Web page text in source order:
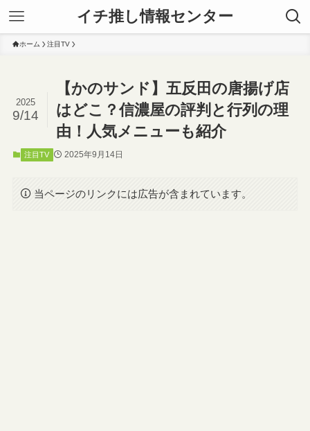
イチ推し情報センター
ホーム 注目TV
【かのサンド】五反田の唐揚げ店
はどこ？信濃屋の評判と行列の理
由！人気メニューも紹介
2025
9/14
注目TV 2025年9月14日
当ページのリンクには広告が含まれています。